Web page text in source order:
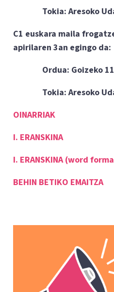
Tokia: Aresoko
C1 euskara maila
apirilaren 3an egingo da:
Ordua: Goizeko
Tokia: Aresoko
OINARRIAK
I. ERANSKINA
I. ERANSKINA (word
BEHIN BETIKO EMAITZA